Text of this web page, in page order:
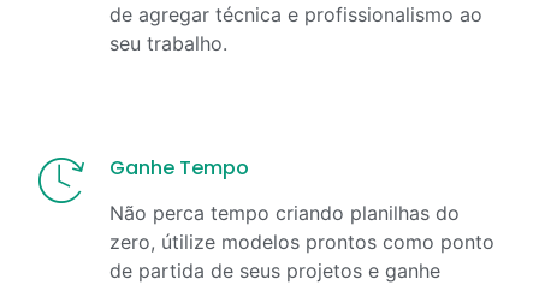
de agregar técnica e profissionalismo ao
seu trabalho.
Ganhe Tempo
Não perca tempo criando planilhas do
zero, útilize modelos prontos como ponto
de partida de seus projetos e ganhe